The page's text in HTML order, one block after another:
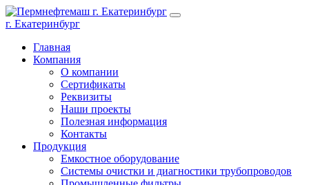
г. Екатеринбург
Главная
Компания
О компании
Сертификаты
Реквизиты
Наши проекты
Полезная информация
Контакты
Продукция
Емкостное оборудование
Системы очистки и диагностики трубопроводов